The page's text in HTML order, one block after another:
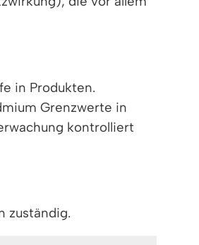
in Produkten.
Grenzwerte in
kontrolliert
zuständig.